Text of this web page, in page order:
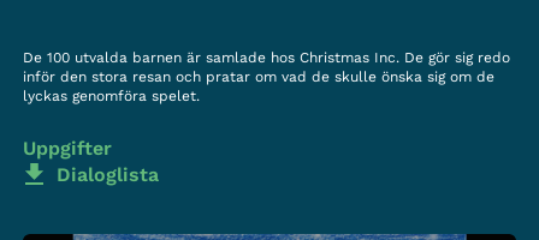
De 100 utvalda barnen är samlade hos Christmas Inc. De gör sig redo
inför den stora resan och pratar om vad de skulle önska sig om de
lyckas genomföra spelet.
Uppgifter
Dialoglista